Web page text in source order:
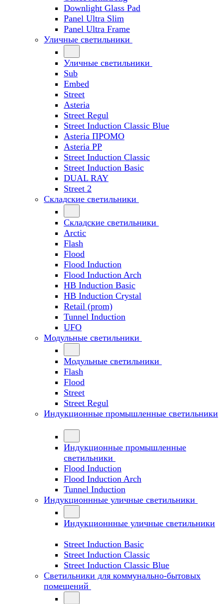
Downlight Glass Pad
Panel Ultra Slim
Panel Ultra Frame
Уличные светильники
Уличные светильники
Sub
Embed
Street
Asteria
Street Regul
Street Induction Classic Blue
Asteria ПРОМО
Asteria PP
Street Induction Classic
Street Induction Basic
DUAL RAY
Street 2
Складские светильники
Складские светильники
Arctic
Flash
Flood
Flood Induction
Flood Induction Arch
HB Induction Basic
HB Induction Crystal
Retail (prom)
Tunnel Induction
UFO
Модульные светильники
Модульные светильники
Flash
Flood
Street
Street Regul
Индукционные промышленные светильники
Индукционные промышленные
светильники
Flood Induction
Flood Induction Arch
Tunnel Induction
Индукционнные уличные светильники
Индукционнные уличные светильники
Street Induction Basic
Street Induction Classic
Street Induction Classic Blue
Светильники для коммунально-бытовых
помещений